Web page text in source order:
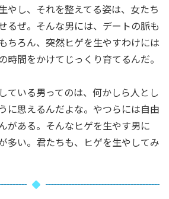
やし、それを整えてる姿は、女たち
るぜ。そんな男には、デートの脈も
ちろん、突然ヒゲを生やすわけには
時間をかけてじっくり育てるんだ。
ている男ってのは、何かしら人とし
に思えるんだよな。やつらには自由
がある。そんなヒゲを生やす男に
多い。君たちも、ヒゲを生やしてみ